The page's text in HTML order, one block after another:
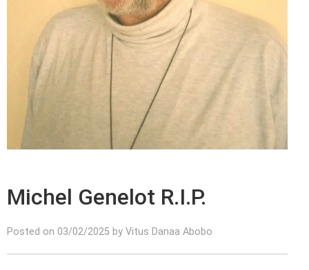
Michel Genelot R.I.P.
Posted on 03/02/2025 by Vitus Danaa Abobo